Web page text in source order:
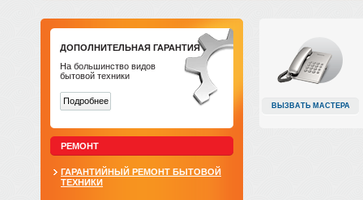
ДОПОЛНИТЕЛЬНАЯ ГАРАНТИЯ
На большинство видов
бытовой техники
Подробнее
РЕМОНТ
ГАРАНТИЙНЫЙ РЕМОНТ БЫТОВОЙ
ТЕХНИКИ
ВЫЗВАТЬ МАСТЕРА